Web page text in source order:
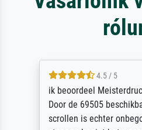
4.5 / 5
ik beoordeel
Door de 69505
scrollen is echter